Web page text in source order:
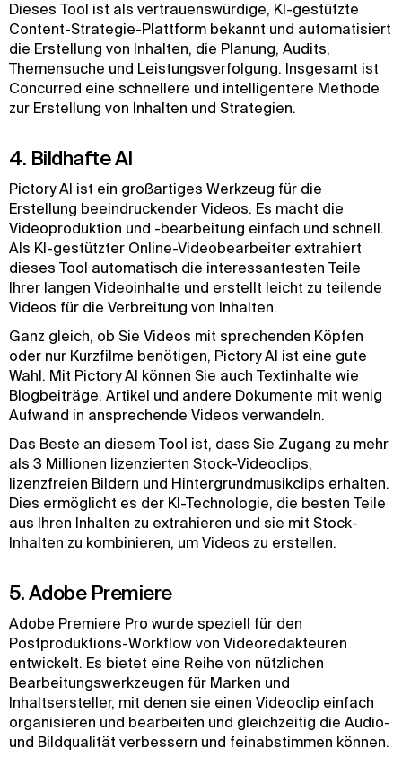
Dieses Tool ist als vertrauenswürdige, KI-gestützte
Content-Strategie-Plattform bekannt und automatisiert
die Erstellung von Inhalten, die Planung, Audits,
Themensuche und Leistungsverfolgung. Insgesamt ist
Concurred eine schnellere und intelligentere Methode
zur Erstellung von Inhalten und Strategien.
4. Bildhafte AI
Pictory AI ist ein großartiges Werkzeug für die
Erstellung beeindruckender Videos. Es macht die
Videoproduktion und -bearbeitung einfach und schnell.
Als KI-gestützter Online-Videobearbeiter extrahiert
dieses Tool automatisch die interessantesten Teile
Ihrer langen Videoinhalte und erstellt leicht zu teilende
Videos für die Verbreitung von Inhalten.
Ganz gleich, ob Sie Videos mit sprechenden Köpfen
oder nur Kurzfilme benötigen, Pictory AI ist eine gute
Wahl. Mit Pictory AI können Sie auch Textinhalte wie
Blogbeiträge, Artikel und andere Dokumente mit wenig
Aufwand in ansprechende Videos verwandeln.
Das Beste an diesem Tool ist, dass Sie Zugang zu mehr
als 3 Millionen lizenzierten Stock-Videoclips,
lizenzfreien Bildern und Hintergrundmusikclips erhalten.
Dies ermöglicht es der KI-Technologie, die besten Teile
aus Ihren Inhalten zu extrahieren und sie mit Stock-
Inhalten zu kombinieren, um Videos zu erstellen.
5. Adobe Premiere
Adobe Premiere Pro wurde speziell für den
Postproduktions-Workflow von Videoredakteuren
entwickelt. Es bietet eine Reihe von nützlichen
Bearbeitungswerkzeugen für Marken und
Inhaltsersteller, mit denen sie einen Videoclip einfach
organisieren und bearbeiten und gleichzeitig die Audio-
und Bildqualität verbessern und feinabstimmen können.